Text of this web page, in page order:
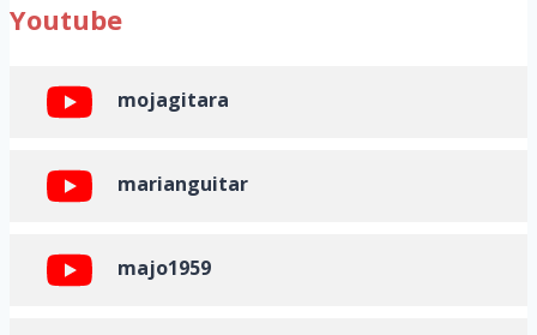
Youtube
mojagitara
marianguitar
majo1959